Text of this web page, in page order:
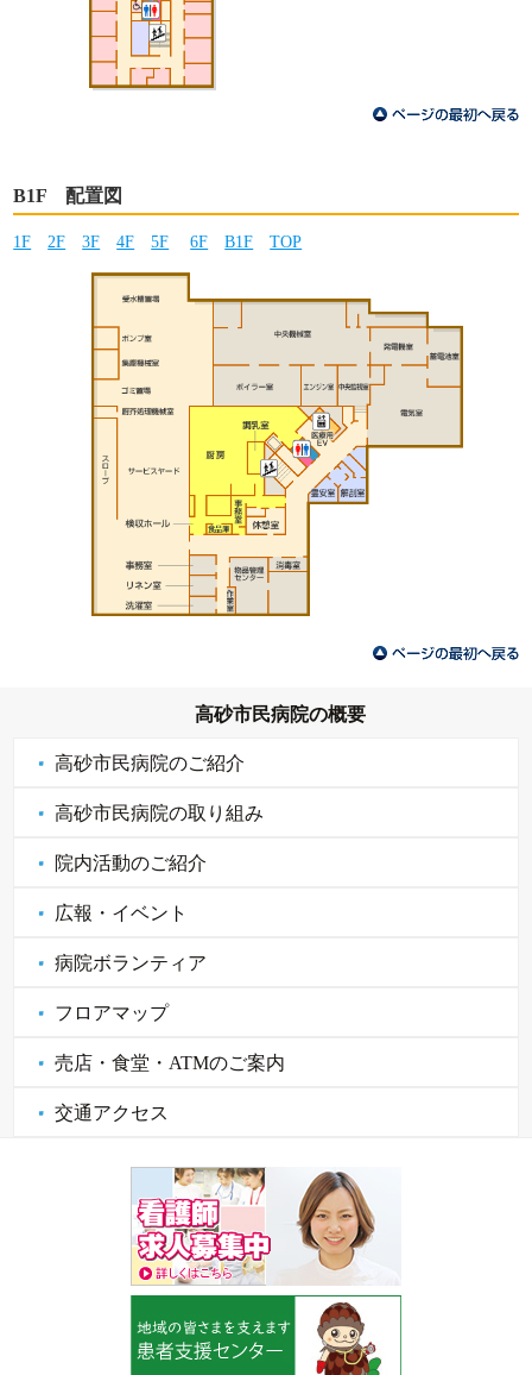
B1F 配置図
1F 2F 3F 4F 5F 6F B1F TOP
高砂市民病院の概要
高砂市民病院のご紹介
高砂市民病院の取り組み
院内活動のご紹介
広報・イベント
病院ボランティア
フロアマップ
売店・食堂・ATMのご案内
交通アクセス